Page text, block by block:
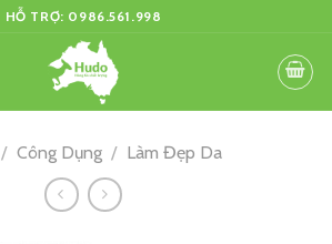
HỖ TRỢ: 0986.561.998
/ Công Dụng / Làm Đẹp Da